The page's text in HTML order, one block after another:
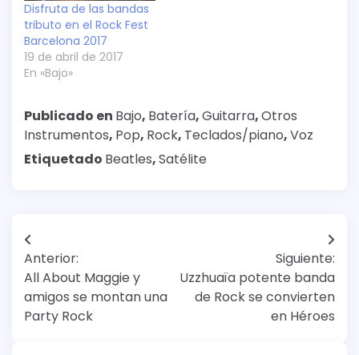
Disfruta de las bandas
tributo en el Rock Fest
Barcelona 2017
19 de abril de 2017
En «Bajo»
Publicado en Bajo, Batería,Guitarra,Otros
Instrumentos, Pop, Rock, Teclados/piano,Voz
Etiquetado Beatles,Satélite
Navegación
de
entradas
Anterior:
All About Maggie y
amigos se montan una
Party Rock
Siguiente:
Uzzhuaïa potente banda
de Rock se convierten
en Héroes